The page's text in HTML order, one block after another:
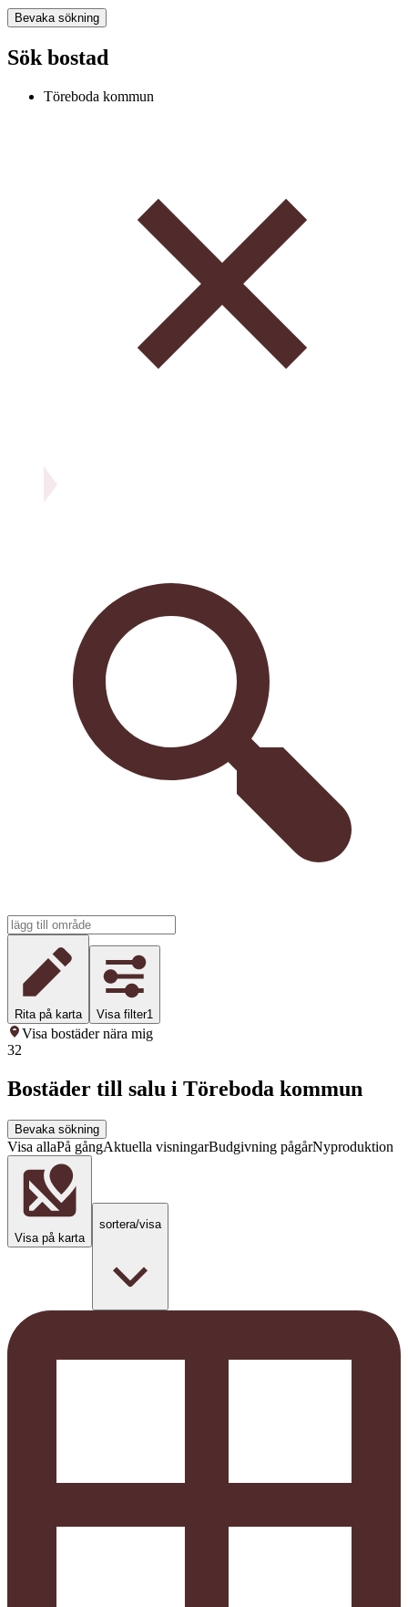
Bevaka sökning
Sök bostad
Töreboda kommun
Rita på karta Visa filter1
Visa bostäder nära mig
32
Bostäder till salu i Töreboda kommun
Bevaka sökning
Visa allaPå gångAktuella visningarBudgivning pågårNyproduktion
Visa på karta
sortera/visa